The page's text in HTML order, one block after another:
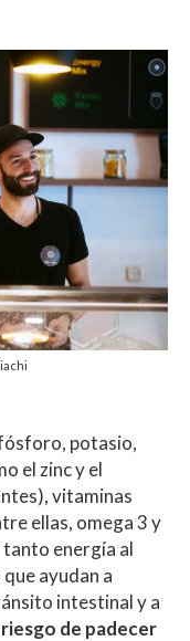
potasio,
el zinc y el
vitaminas
ellas, omega 3 y
energía al
ayudan a
intestinal y a
de padecer